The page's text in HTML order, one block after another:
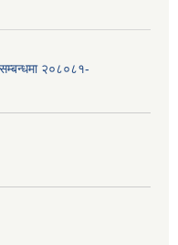
२०८०८१-